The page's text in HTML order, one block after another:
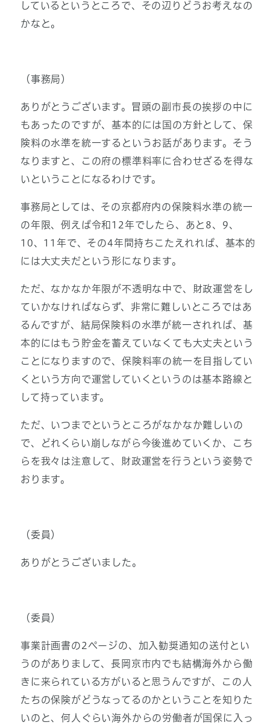
しているというところで、その辺りどうお考えなの
かなと。
（事務局）
ありがとうございます。冒頭の副市長の挨拶の中に
もあったのですが、基本的には国の方針として、保
険料の水準を統一するというお話があります。そう
なりますと、この府の標準料率に合わせざるを得な
いということになるわけです。
事務局としては、その京都府内の保険料水準の統一
の年限、例えば令和12年でしたら、あと8、9、
10、11年で、その4年間持ちこたえれれば、基本的
には大丈夫だという形になります。
ただ、なかなか年限が不透明な中で、財政運営をし
ていかなければならず、非常に難しいところではあ
るんですが、結局保険料の水準が統一されれば、基
本的にはもう貯金を蓄えていなくても大丈夫という
ことになりますので、保険料率の統一を目指してい
くという方向で運営していくというのは基本路線と
して持っています。
ただ、いつまでというところがなかなか難しいの
で、どれくらい崩しながら今後進めていくか、こち
らを我々は注意して、財政運営を行うという姿勢で
おります。
（委員）
ありがとうございました。
（委員）
事業計画書の2ページの、加入勧奨通知の送付とい
うのがありまして、長岡京市内でも結構海外から働
きに来られている方がいると思うんですが、この人
たちの保険がどうなってるのかということを知りた
いのと、何人ぐらい海外からの労働者が国保に入っ